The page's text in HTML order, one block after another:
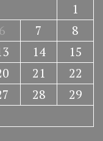
1
6 7
8
14
15
21
22
28
29